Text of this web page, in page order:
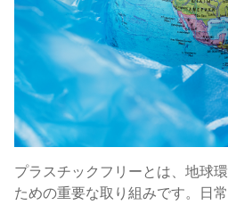
プラスチックフリーとは、地球
ための重要な取り組みです。日